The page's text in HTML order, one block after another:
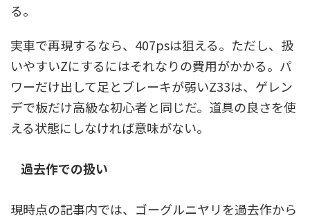
る。
実車で再現するなら、407psは狙える。ただし、扱
いやすいZにするにはそれなりの費用がかかる。パ
ワーだけ出して足とブレーキが弱いZ33は、ゲレン
デで板だけ高級な初心者と同じだ。道具の良さを使
える状態にしなければ意味がない。
過去作での扱い
現時点の記事内では、ゴーグルニヤリを過去作から